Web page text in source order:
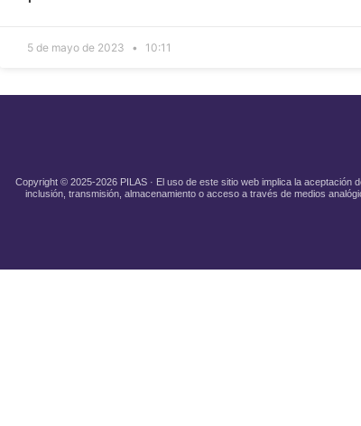
5 de mayo de 2023 10:11
Copyright © 2025-2026 PILAS · El uso de este sitio web implica la aceptación
inclusión, transmisión, almacenamiento o acceso a través de medios